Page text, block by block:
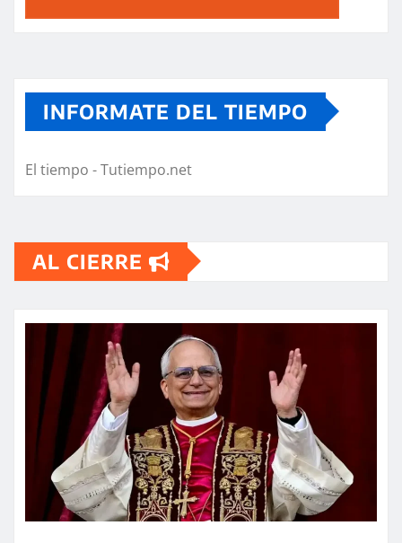
INFORMATE DEL TIEMPO
El tiempo - Tutiempo.net
AL CIERRE